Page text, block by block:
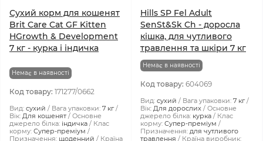
Сухий корм для кошенят
Brit Care Cat GF Kitten
HGrowth & Development
7 кг - курка і індичка
Немає в наявності
Код товару: 171277/0662
Вид: сухий Вага упаковки: 7 кг
Вік: Для кошенят
Основне
джерело білка: індичка
Клас
корму: Супер-преміум
Призначення: щоденний
Країна
Hills SP Fel Adult
SenSt&Sk Ch - доросла
кішка, для чутливого
травлення та шкіри 7 кг
Немає в наявності
Код товару: 604069
Вид: сухий Вага упаковки: 7 кг
Вік: Для дорослих
Основне
джерело білка: курка
Клас
корму: Супер-преміум
Призначення: для чутливого
травлення
Країна виробник: